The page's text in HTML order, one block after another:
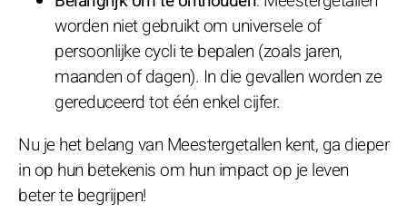
worden niet gebruikt om universele of
persoonlijke cycli te bepalen (zoals jaren,
maanden of dagen). In die gevallen worden ze
gereduceerd tot één enkel cijfer.
Nu je het belang van Meestergetallen kent, ga dieper
in op hun betekenis om hun impact op je leven
beter te begrijpen!